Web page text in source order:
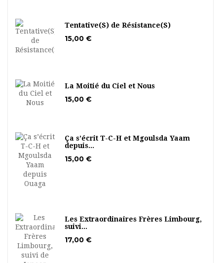
Tentative(S) de Résistance(S)
15,00 €
La Moitié du Ciel et Nous
15,00 €
Ça s’écrit T-C-H et Mgoulsda Yaam
depuis...
15,00 €
Les Extraordinaires Frères Limbourg,
suivi...
17,00 €